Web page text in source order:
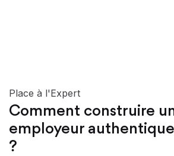
Place à l'Expert
Comment construire
employeur
?